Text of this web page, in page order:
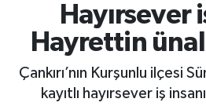
Hayırsever
Hayrettin
Çankırı’nın Kurşunlu ilçesi
kayıtlı hayırsever iş
EKONOMİ
SAĞLIK
Trafik Durumu
Süper Lig Puan Durumu